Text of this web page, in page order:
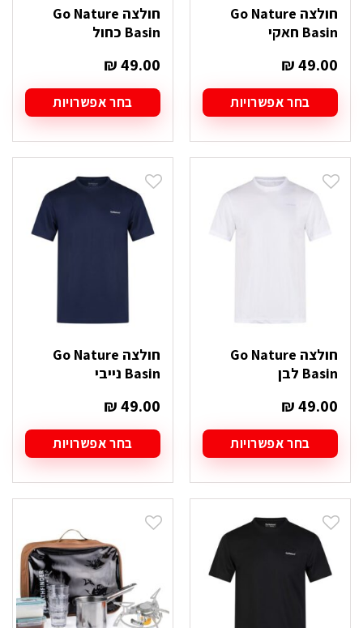
חולצה Go Nature
Basin חאקי
₪49.00
בחר אפשרויות
זה
יש
סוגים.
ניתן
לבחור
האפשרויות
חולצה Go Nature
Basin כחול
₪49.00
בחר אפשרויות
זה
יש
סוגים.
ניתן
לבחור
את
האפשרויות
חולצה Go Nature
Basin לבן
₪49.00
בחר אפשרויות
זה
יש
סוגים.
ניתן
לבחור
את
האפשרויות
חולצה Go Nature
Basin נייבי
₪49.00
בחר אפשרויות
זה
יש
סוגים.
האפשרויות
בעמוד
המוצר